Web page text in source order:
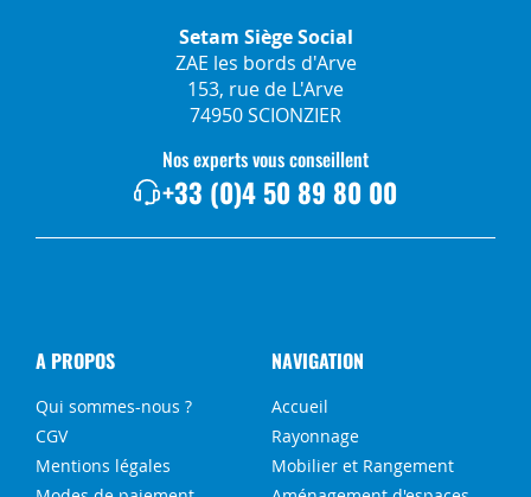
Setam Siège Social
ZAE les bords d'Arve
153, rue de L'Arve
74950 SCIONZIER
Nos experts vous conseillent
+33 (0)4 50 89 80 00
A PROPOS
Qui sommes-nous ?
CGV
Mentions légales
NAVIGATION
Accueil
Rayonnage
Mobilier et Rangement